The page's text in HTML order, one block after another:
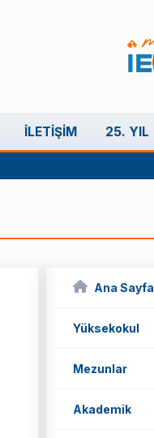
İLETIŞIM 25. YIL
Ana Sayfa
Yüksekokul
Mezunlar
Akademik